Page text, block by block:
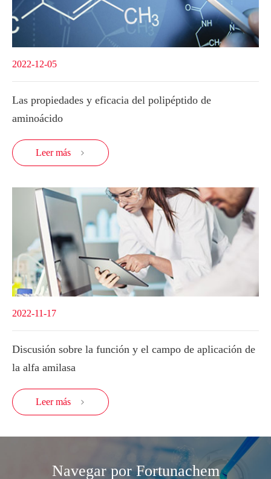
2022-12-05
Las propiedades y eficacia del polipéptido de
aminoácido
Leer más 
2022-11-17
Discusión sobre la función y el campo de aplicación de
la alfa amilasa
Leer más 
Navegar por Fortunachem